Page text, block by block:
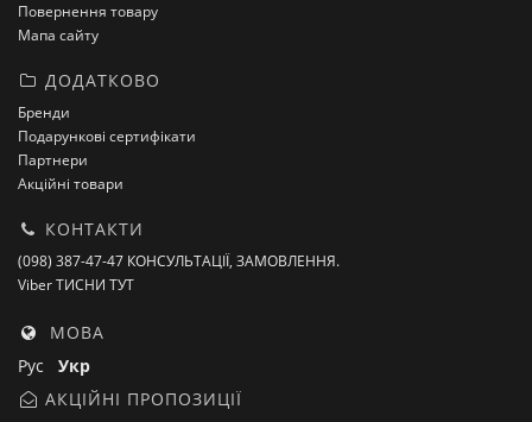
Повернення товару
Мапа сайту
ДОДАТКОВО
Бренди
Подарункові сертифікати
Партнери
Акційні товари
КОНТАКТИ
(098) 387-47-47 КОНСУЛЬТАЦІЇ, ЗАМОВЛЕННЯ.
Viber ТИСНИ ТУТ
МОВА
Рус Укр
АКЦІЙНІ ПРОПОЗИЦІЇ